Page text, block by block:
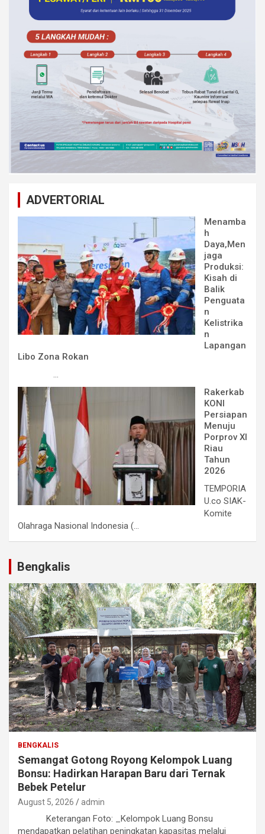
ADVERTORIAL
Menamba
h
Daya,Men
jaga
Produksi:
Kisah di
Balik
Penguata
n
Kelistrika
n
Lapangan
Libo Zona Rokan
...
Rakerkab
KONI
Persiapan
Menuju
Porprov XI
Riau
Tahun
2026
TEMPORIA
U.co SIAK-
Komite
Olahraga Nasional Indonesia (...
Bengkalis
BENGKALIS
Semangat Gotong Royong Kelompok Luang
Bonsu: Hadirkan Harapan Baru dari Ternak
Bebek Petelur
August 5, 2026 admin
Keterangan Foto: _Kelompok Luang Bonsu
mendapatkan pelatihan peningkatan kapasitas melalui